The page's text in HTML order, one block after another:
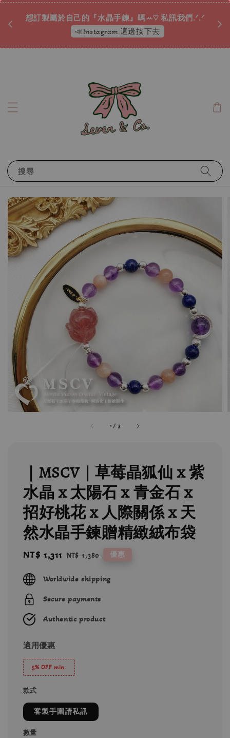
想訂製屬於自己的『水晶手鍊』嗎ꕀ♡ 私訊我們.ᐟ.ᐟ
📣Instagram 這邊按下去
搜尋
1 / 3
｜MSCV｜草莓晶狐仙 x 紫
水晶 x 太陽石 x 青金石 x
招好桃花 x 人際關係 x 天
然水晶手鍊贈精緻絨布袋
Sale
NT$ 1,311 Regular
NT$ 1,380 優惠
Worldwide shipping
Secure payments
Authentic product
適用優惠
5% OFF min.
款式
客製手圍請私訊
數量